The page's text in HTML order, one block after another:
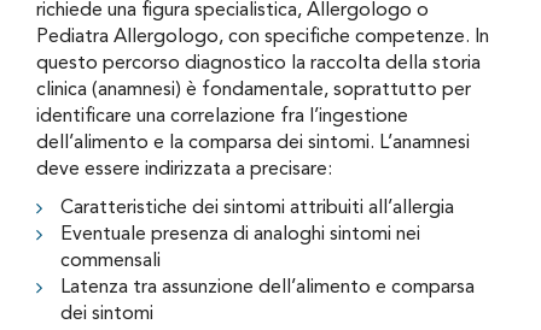
richiede una figura specialistica, Allergologo o
Pediatra Allergologo, con specifiche competenze. In
questo percorso diagnostico la raccolta della storia
clinica (anamnesi) è fondamentale, soprattutto per
identificare una correlazione fra l’ingestione
dell’alimento e la comparsa dei sintomi. L’anamnesi
deve essere indirizzata a precisare:
Caratteristiche dei sintomi attribuiti all’allergia
Eventuale presenza di analoghi sintomi nei
commensali
Latenza tra assunzione dell’alimento e comparsa
dei sintomi